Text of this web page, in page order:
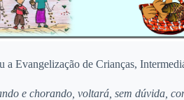
Evangelização de Crianças,
e chorando, voltará, sem dúvida,